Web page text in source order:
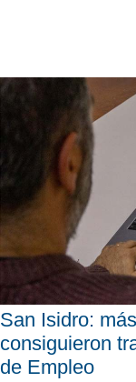
San Isidro:
consiguieron
de Empleo